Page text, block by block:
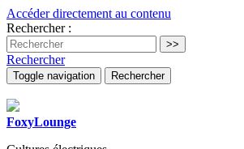
Accéder directement au contenu
Rechercher :
Rechercher
Toggle navigation Rechercher
FoxyLounge